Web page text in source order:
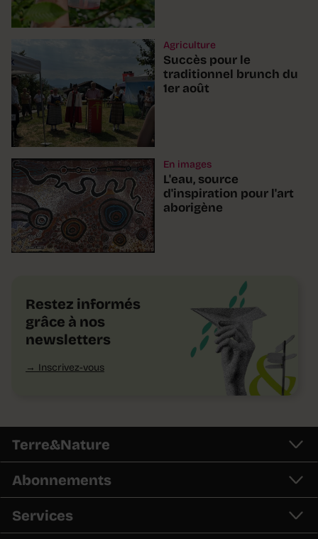
Agriculture
Succès pour le
traditionnel brunch du
1er août
En images
L'eau, source
d'inspiration pour l'art
aborigène
Restez informés
grâce à nos
newsletters
Inscrivez-vous
Terre&Nature
Abonnements
Services